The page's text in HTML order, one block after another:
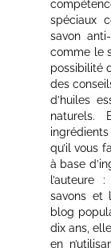
spéciaux
savon
comme le
possibilité
des
d’huiles
naturels.
qu’il vous
à base
savons et
blog
dix ans,
en